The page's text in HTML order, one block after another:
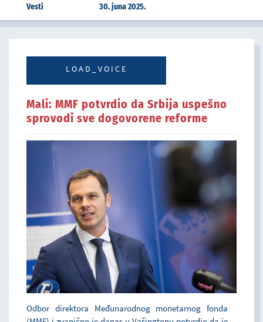
Vesti 30. juna 2025.
LOAD_VOICE
Mali: MMF potvrdio da Srbija uspešno
sprovodi sve dogovorene reforme
Odbor direktora Međunarodnog monetarnog fonda